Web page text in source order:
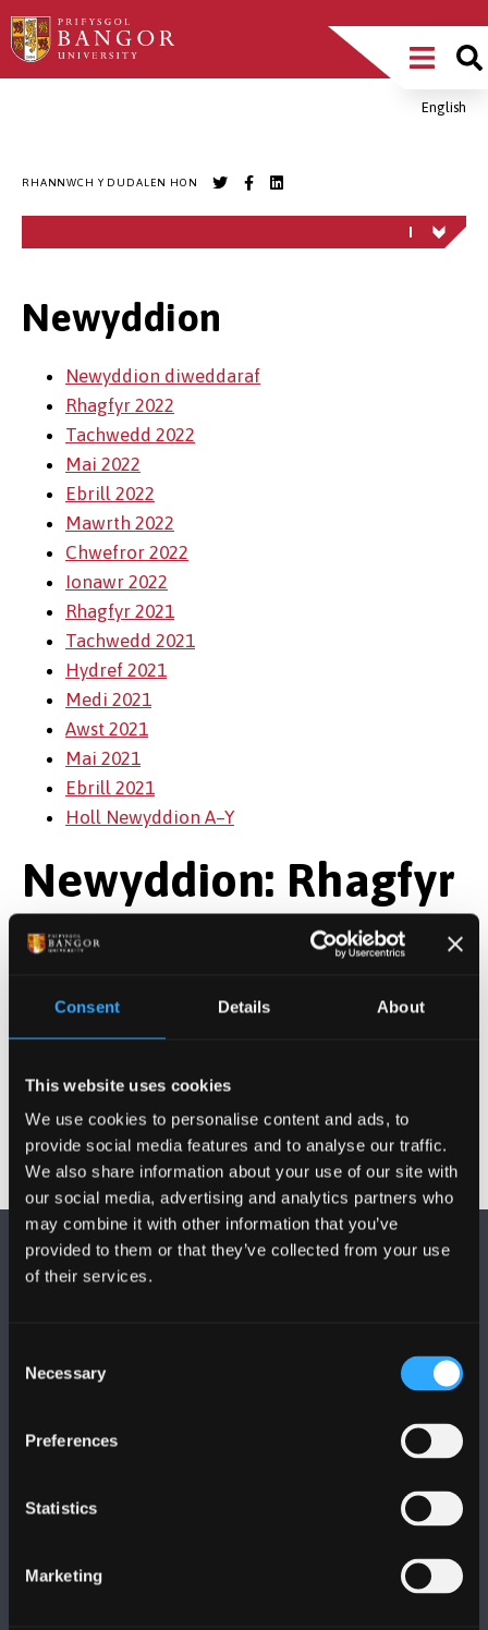
Consent Details About
This website uses cookies
We use cookies to personalise content and ads, to
provide social media features and to analyse our traffic.
We also share information about your use of our site with
our social media, advertising and analytics partners who
may combine it with other information that you’ve
provided to them or that they’ve collected from your use
of their services.
Selection
Necessary
Preferences
Statistics
Marketing
Sgipiwch
i’r
Main
MenuEnglish
RHANNWCH Y DUDALEN HON
Newyddion
Newyddion diweddaraf
Rhagfyr 2022
Tachwedd 2022
Mai 2022
Ebrill 2022
Mawrth 2022
Chwefror 2022
Ionawr 2022
Rhagfyr 2021
Tachwedd 2021
Hydref 2021
Medi 2021
Awst 2021
Mai 2021
Ebrill 2021
Holl Newyddion A–Y
Newyddion: Rhagfyr
2022
Dathlu Chanuka
Dyddiad cyhoeddi: 8 Rhagfyr 2022
DILYNWCH NI
Bangor, Gwynedd, LL57 2DG, UK